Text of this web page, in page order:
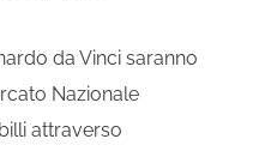
da Vinci saranno
Nazionale
attraverso